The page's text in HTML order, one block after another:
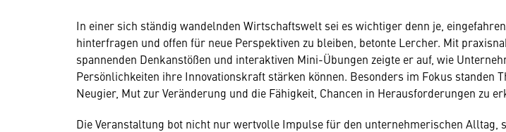
In einer sich ständig wandelnden Wirtschaftswelt sei es wichtiger denn je,
hinterfragen und offen für neue Perspektiven zu bleiben, betonte Lercher. Mit
spannenden Denkanstößen und interaktiven Mini-Übungen zeigte er auf, wie
Persönlichkeiten ihre Innovationskraft stärken können. Besonders im Fokus standen
Neugier, Mut zur Veränderung und die Fähigkeit, Chancen in Herausforderungen zu
Die Veranstaltung bot nicht nur wertvolle Impulse für den unternehmerischen Alltag,